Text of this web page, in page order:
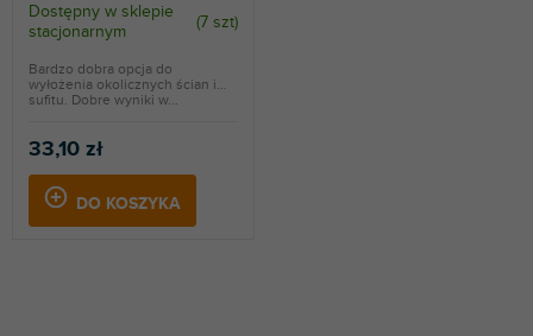
Dostępny w sklepie
stacjonarnym
(7 szt)
33,10 zł
DO KOSZYKA
Bardzo dobra opcja do
wyłożenia okolicznych ścian i
sufitu. Dobre wyniki w...